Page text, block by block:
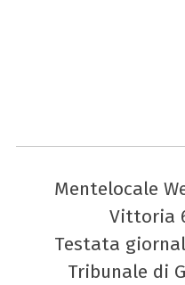
Mentelocale
Vittoria
Testata
Tribunale di